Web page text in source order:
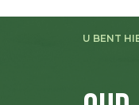
U BENT